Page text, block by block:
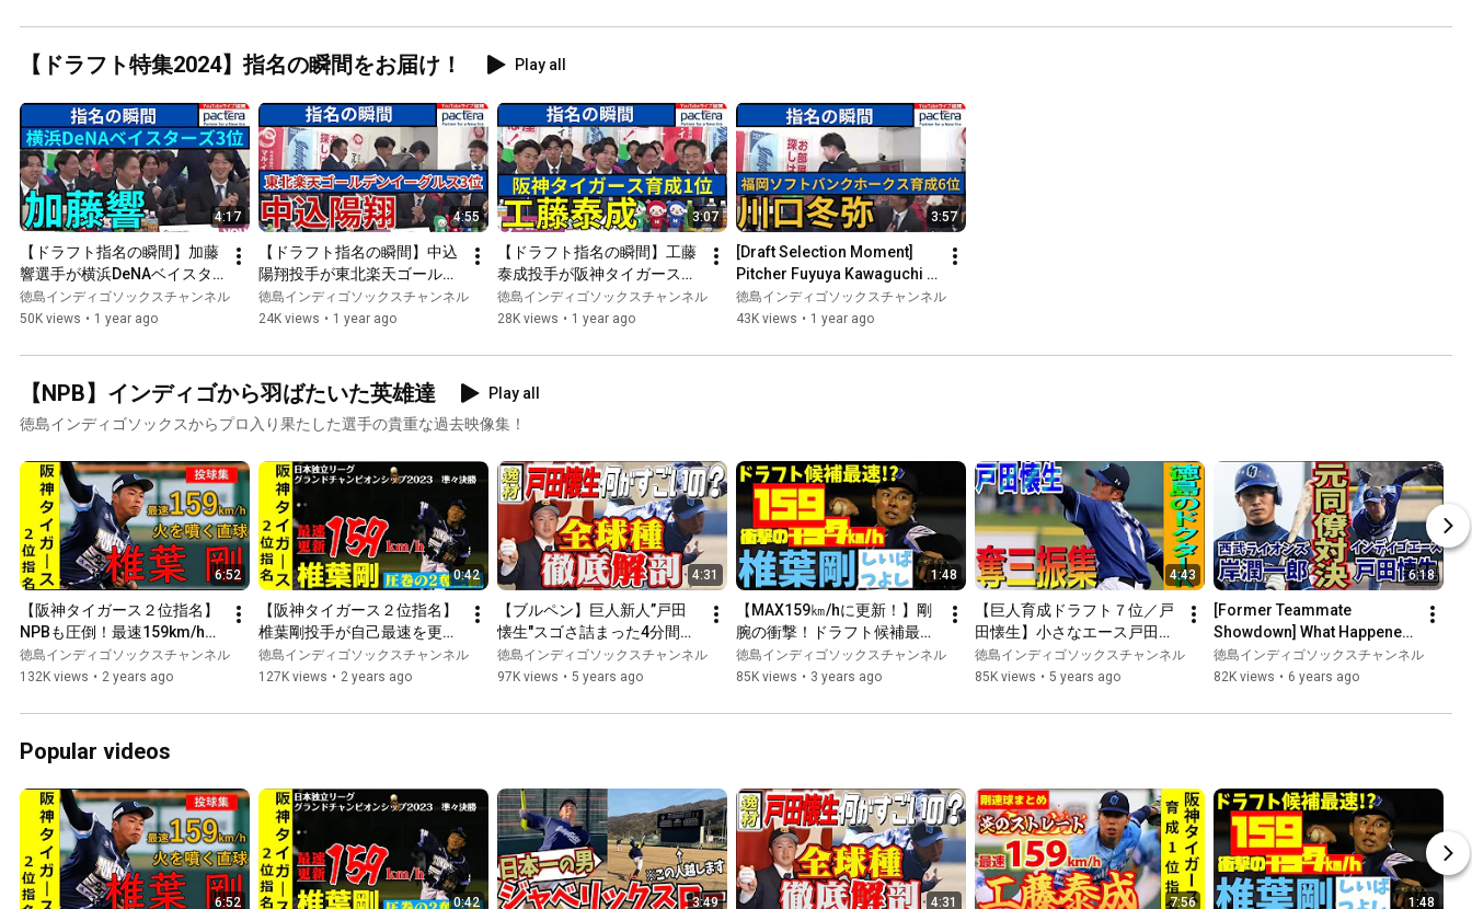
【ドラフト特集2024】指名の瞬間をお届け！ Play all
4:17
【ドラフト指名の瞬間】加藤
響選手が横浜DeNAベイスタ
ーズから3位指名！【2024ド
ラフト会議】
徳島インディゴソックスチャンネル
50K views • 1 year ago
4:55
【ドラフト指名の瞬間】中込
陽翔投手が東北楽天ゴールデ
ンイーグルスから3位指名！
【2024ドラフト会議】
徳島インディゴソックスチャンネル
24K views • 1 year ago
3:07
【ドラフト指名の瞬間】工藤
泰成投手が阪神タイガースか
ら育成1位指名！【2024ドラ
フト会議】
徳島インディゴソックスチャンネル
28K views • 1 year ago
3:57
[Draft Selection Moment]
Pitcher Fuyuya Kawaguchi
was selected by the Fukuoka
SoftBank Hawks as t...
徳島インディゴソックスチャンネル
43K views • 1 year ago
【NPB】インディゴから羽ばたいた英雄達
Play all
徳島インディゴソックスからプロ入り果たした選手の貴重な過去映像集！
6:52
【阪神タイガース２位指名】
NPBも圧倒！最速159km/h右
腕　椎葉剛のナイスボール集
徳島インディゴソックスチャンネル
132K views • 2 years ago
0:42
【阪神タイガース２位指名】
椎葉剛投手が自己最速を更新
した1回2奪三振の投球まとめ
【最速159km/h右腕】
徳島インディゴソックスチャンネル
127K views • 2 years ago
4:31
【ブルペン】巨人新人”戸田
懐生"スゴさ詰まった4分間！
全球種を徹底解説！
徳島インディゴソックスチャンネル
97K views • 5 years ago
1:48
【MAX159㎞/hに更新！】剛
腕の衝撃！ドラフト候補最速
か？椎葉剛の投球を目撃せ
よ！
徳島インディゴソックスチャンネル
85K views • 3 years ago
4:43
【巨人育成ドラフト７位／戸
田懐生】小さなエース戸田懐
生 圧巻の奪三振集!!【読売ジ
ャイアンツ】
徳島インディゴソックスチャンネル
85K views • 5 years ago
6:18
[Former Teammate
Showdown] What Happened
When Seibu Lions' Junichiro
Kishi Faced Yomiuri Giants'
徳島インディゴソックスチャンネル
82K views • 6 years ago
Popular videos
6:52 0:42 3:49 4:31 7:56 1:48